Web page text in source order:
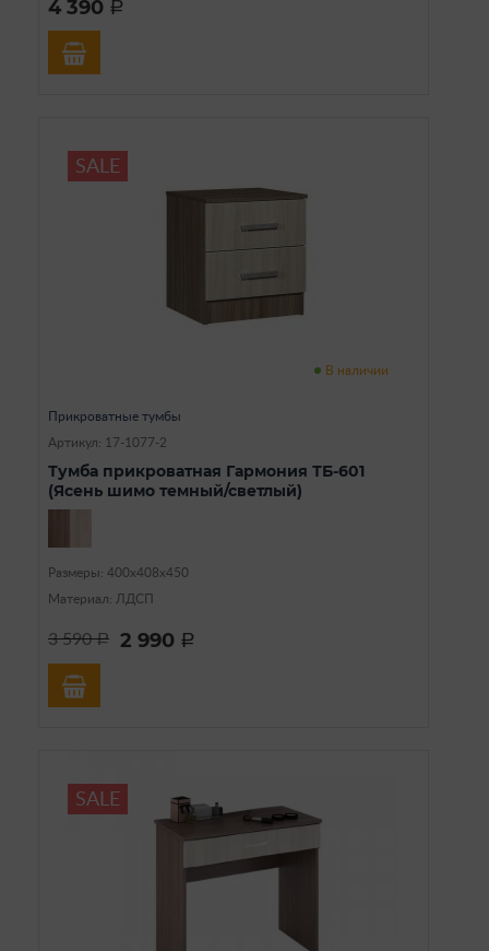
4 390 a
SALE
В наличии
Прикроватные тумбы
Артикул: 17-1077-2
Тумба прикроватная Гармония ТБ-601
(Ясень шимо темный/светлый)
Размеры: 400х408х450
Материал: ЛДСП
3 590a 2 990 a
SALE